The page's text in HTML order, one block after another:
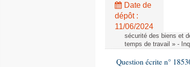
Date de
dépôt :
11/06/2024
sécurité des biens et
temps de travail » -
Question écrite n°